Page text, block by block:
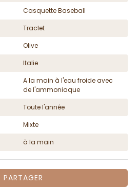
Casquette Baseball
Traclet
Olive
Italie
A la main à l'eau froide avec
de l'ammoniaque
Toute l'année
Mixte
à la main
PARTAGER